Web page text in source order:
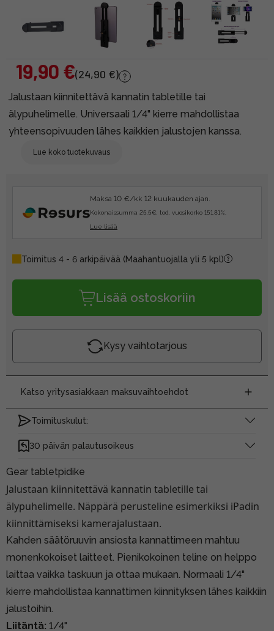
19,90 €(24,90 €)
Jalustaan kiinnitettävä kannatin tabletille tai
älypuhelimelle. Universaali 1/4" kierre mahdollistaa
yhteensopivuuden lähes kaikkien jalustojen kanssa.
Lue koko tuotekuvaus
Maksa 10 €/kk 12 kuukauden ajan.
Kokonaissumma 25.5€, tod. vuosikorko 151.81%.
Lue lisää
Toimitus 4 - 6 arkipäivää (Maahantuojalla yli 5 kpl)
Lisää ostoskoriin
Kysy vaihtotarjous
Katso yritysasiakkaan maksuvaihtoehdot
Toimituskulut:
30 päivän palautusoikeus
Gear tabletpidike
Jalustaan kiinnitettävä kannatin tabletille tai
älypuhelimelle. Näppärä perusteline esimerkiksi iPadin
kiinnittämiseksi kamerajalustaan.
Kahden säätöruuvin ansiosta kannattimeen mahtuu
monenkokoiset laitteet. Pienikokoinen teline on helppo
laittaa vaikka taskuun ja ottaa mukaan. Normaali 1/4"
kierre mahdollistaa kannattimen kiinnityksen lähes kaikkiin
jalustoihin.
Liitäntä: 1/4"